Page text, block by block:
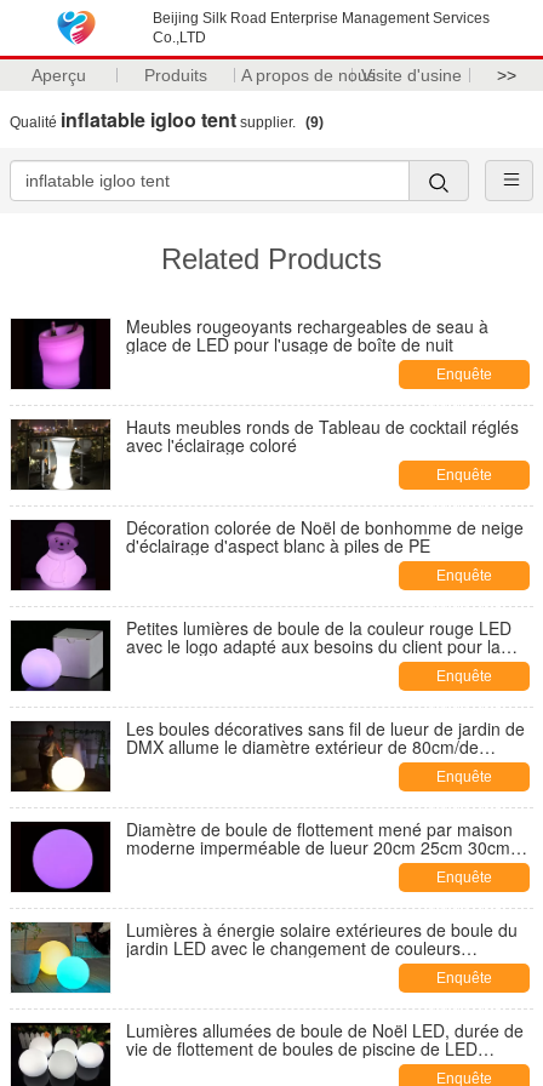
Beijing Silk Road Enterprise Management Services
Co.,LTD
Aperçu Produits A propos de nousVisite d'usine >>
Qualité inflatable igloo tent supplier. (9)
Related Products
Meubles rougeoyants rechargeables de seau à
glace de LED pour l'usage de boîte de nuit
Enquête
maintenant
Hauts meubles ronds de Tableau de cocktail réglés
avec l'éclairage coloré
Enquête
maintenant
Décoration colorée de Noël de bonhomme de neige
d'éclairage d'aspect blanc à piles de PE
Enquête
maintenant
Petites lumières de boule de la couleur rouge LED
avec le logo adapté aux besoins du client pour la
Enquête
maintenant
Les boules décoratives sans fil de lueur de jardin de
DMX allume le diamètre extérieur de 80cm/de
Enquête
maintenant
Diamètre de boule de flottement mené par maison
moderne imperméable de lueur 20cm 25cm 30cm
Enquête
maintenant
Lumières à énergie solaire extérieures de boule du
jardin LED avec le changement de couleurs
Enquête
maintenant
Lumières allumées de boule de Noël LED, durée de
vie de flottement de boules de piscine de LED
Enquête